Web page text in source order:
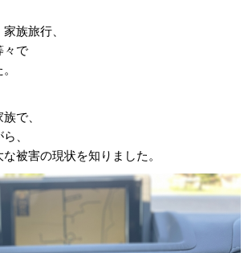
族旅行、
々で
で、
、
被害の現状を知りました。